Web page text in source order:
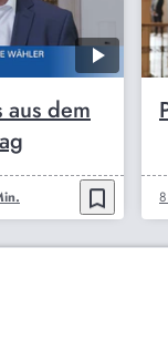
aus dem
bookmark_border